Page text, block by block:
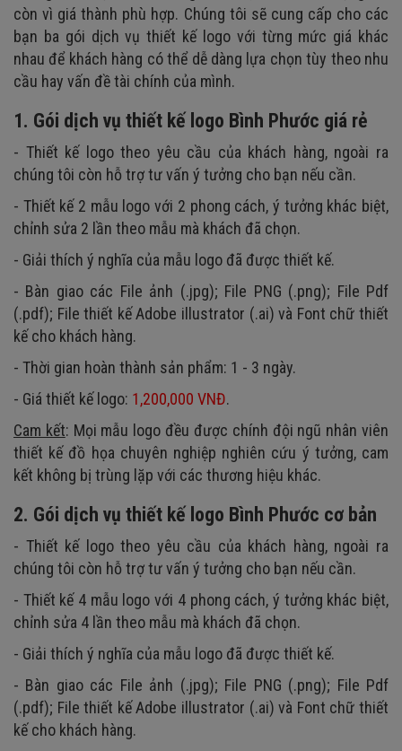
còn vì giá thành phù hợp. Chúng tôi sẽ cung cấp cho các
bạn ba gói dịch vụ thiết kế logo với từng mức giá khác
nhau để khách hàng có thể dễ dàng lựa chọn tùy theo nhu
cầu hay vấn đề tài chính của mình.
1. Gói dịch vụ thiết kế logo Bình Phước giá rẻ
- Thiết kế logo theo yêu cầu của khách hàng, ngoài ra
chúng tôi còn hỗ trợ tư vấn ý tưởng cho bạn nếu cần.
- Thiết kế 2 mẫu logo với 2 phong cách, ý tưởng khác biệt,
chỉnh sửa 2 lần theo mẫu mà khách đã chọn.
- Giải thích ý nghĩa của mẫu logo đã được thiết kế.
- Bàn giao các File ảnh (.jpg); File PNG (.png); File Pdf
(.pdf); File thiết kế Adobe illustrator (.ai) và Font chữ thiết
kế cho khách hàng.
- Thời gian hoàn thành sản phẩm: 1 - 3 ngày.
- Giá thiết kế logo: 1,200,000 VNĐ.
Cam kết: Mọi mẫu logo đều được chính đội ngũ nhân viên
thiết kế đồ họa chuyên nghiệp nghiên cứu ý tưởng, cam
kết không bị trùng lặp với các thương hiệu khác.
2. Gói dịch vụ thiết kế logo Bình Phước cơ bản
- Thiết kế logo theo yêu cầu của khách hàng, ngoài ra
chúng tôi còn hỗ trợ tư vấn ý tưởng cho bạn nếu cần.
- Thiết kế 4 mẫu logo với 4 phong cách, ý tưởng khác biệt,
chỉnh sửa 4 lần theo mẫu mà khách đã chọn.
- Giải thích ý nghĩa của mẫu logo đã được thiết kế.
- Bàn giao các File ảnh (.jpg); File PNG (.png); File Pdf
(.pdf); File thiết kế Adobe illustrator (.ai) và Font chữ thiết
kế cho khách hàng.